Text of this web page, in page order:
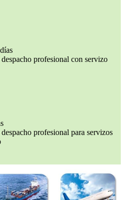
profesional con servizo
profesional para servizos